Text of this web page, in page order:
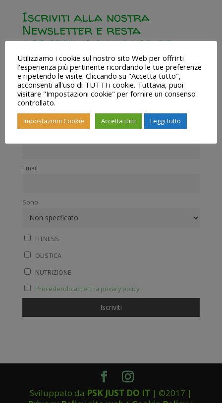
Iscriviti alla nostra
Newsletter e resta
aggiornato sulle nostre
iniziative!
Nome
Email
Sono
FITNESS
OLISTICA
NUTRIZIONE
Procedendo accetti la privacy policy
Sviluppato da PSK JUST DO IT | ©2017 |
Utilizziamo i cookie sul nostro sito Web per offrirti
l'esperienza più pertinente ricordando le tue preferenze
e ripetendo le visite. Cliccando su "Accetta tutto",
acconsenti all'uso di TUTTI i cookie. Tuttavia, puoi
visitare "Impostazioni cookie" per fornire un consenso
controllato.
Impostazioni Cookie Accetta tutti Leggi tutto